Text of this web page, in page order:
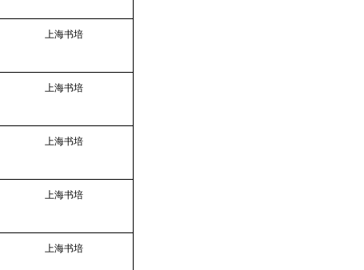
上海书培
上海书培
上海书培
上海书培
上海书培